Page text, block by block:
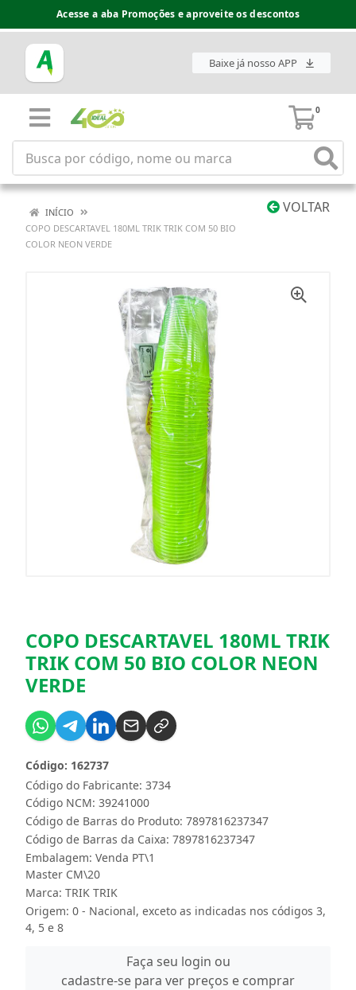
Acesse a aba Promoções e aproveite os descontos
Baixe já nosso APP
0
VOLTAR
INÍCIO
COPO DESCARTAVEL 180ML TRIK TRIK COM 50 BIO
COLOR NEON VERDE
COPO DESCARTAVEL 180ML TRIK
TRIK COM 50 BIO COLOR NEON
VERDE
Código do Fabricante: 3734
Código: 162737
Código NCM: 39241000
Código de Barras do Produto: 7897816237347
Código de Barras da Caixa: 7897816237347
Embalagem: Venda PT\1
Master CM\20
Marca: TRIK TRIK
Origem: 0 - Nacional, exceto as indicadas nos códigos 3,
4, 5 e 8
Faça seu login ou
cadastre-se para ver preços e comprar